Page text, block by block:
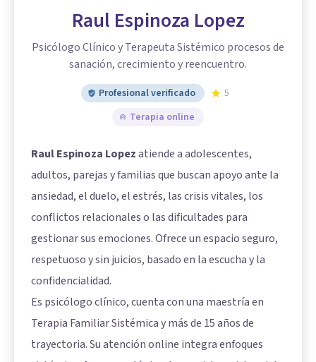
Raul Espinoza Lopez
Psicólogo Clínico y Terapeuta Sistémico procesos de
sanación, crecimiento y reencuentro.
Profesional verificado
5
Terapia online
Raul Espinoza Lopezatiende a adolescentes,
adultos, parejas y familias que buscan apoyo ante la
ansiedad, el duelo, el estrés, las crisis vitales, los
conflictos relacionales o las dificultades para
gestionar sus emociones. Ofrece un espacio seguro,
respetuoso y sin juicios, basado en la escucha y la
confidencialidad.
Es psicólogo clínico, cuenta con una maestría en
Terapia Familiar Sistémica y más de 15 años de
trayectoria. Su atención online integra enfoques